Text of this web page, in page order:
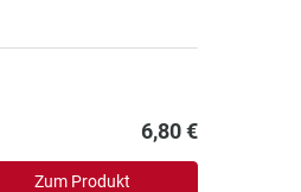
6,80 €
Zum Produkt